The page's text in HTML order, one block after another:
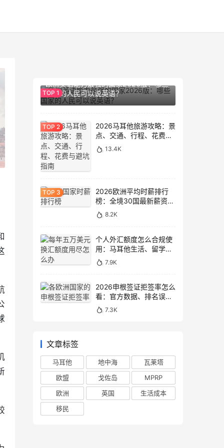
欧洲英语能力最强的国家2026版：哪些
国家的人民可以说英语？
2026马耳他旅游攻略：景
点、交通、行程、花费与
避坑指南
13.4K
2026欧洲平均时薪排行
榜：全境30国最新薪资数
据大盘点
8.2K
个人外汇额度怎么合规使
用：马耳他生活、留学与
移民场景说明
7.9K
2026申根签证拒签率怎么
看：官方数据、排名误区
和申请避坑
7.3K
文章标签
马耳他 地中海
瓦莱塔
欧盟
戈佐岛
MPRP
欧洲
英国
生活成本
移民